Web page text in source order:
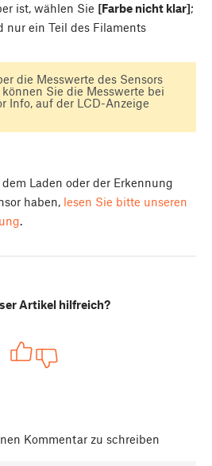
ist, wählen Sie [Farbe nicht klar];
nur ein Teil des Filaments
die Messwerte des Sensors
Sie die Messwerte bei
Info, auf der LCD-Anzeige
Laden oder der Erkennung
haben, lesen Sie bitte unseren
.
Artikel hilfreich?
Kommentar zu schreiben